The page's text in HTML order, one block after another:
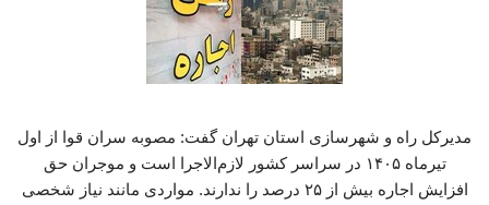
مدیرکل راه و شهرسازی استان تهران گفت: مصوبه سران قوا از اول
تیرماه ۱۴۰۵ در سراسر کشور لازم‌الاجرا است و موجران حق
افزایش اجاره بیش از ۲۵ درصد را ندارند. مواردی مانند نیاز شخصی